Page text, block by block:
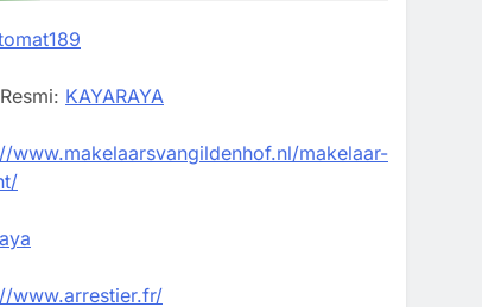
KAYARAYA
www.makelaarsvangildenhof.nl/makelaar-
www.arrestier.fr/